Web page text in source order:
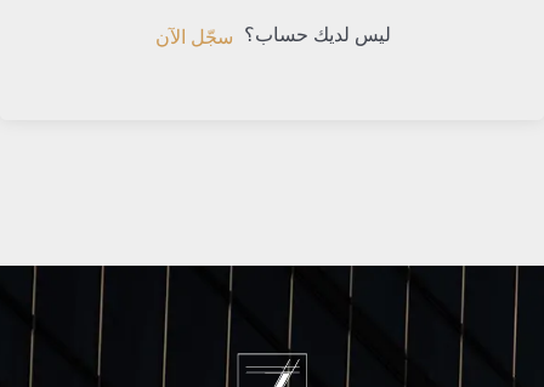
ليس لديك حساب؟ سجّل الآن